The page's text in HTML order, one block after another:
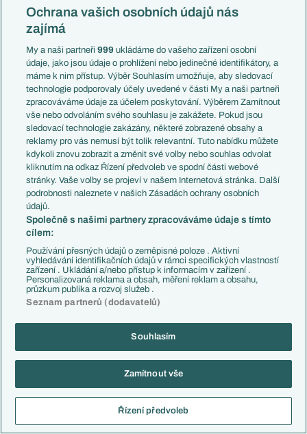
John Obi Mikel 01.06.2026 23:38
Reagovat
icka 02.06.2026 00:52
Reagovat
ratusek 02.06.2026 07:40
Reagovat
Artaxerxes 02.06.2026 09:01
Reagovat
veikko 02.06.2026 09:36
Vápeník 02.06.2026 14:12
Já bych se nabál říct, že můžeme i remizovat.
Reagovat
Ochrana vašich osobních údajů nás
zajímá
My a naši partneři999 ukládáme do vašeho zařízení osobní
údaje, jako jsou údaje o prohlížení nebo jedinečné identifikátory, a
máme k nim přístup. Výběr Souhlasím umožňuje, aby sledovací
technologie podporovaly účely uvedené v části My a naši partneři
zpracováváme údaje za účelem poskytování. Výběrem Zamítnout
vše nebo odvoláním svého souhlasu je zakážete. Pokud jsou
sledovací technologie zakázány, některé zobrazené obsahy a
reklamy pro vás nemusí být tolik relevantní. Tuto nabídku můžete
kdykoli znovu zobrazit a změnit své volby nebo souhlas odvolat
kliknutím na odkaz Řízení předvoleb ve spodní části webové
stránky. Vaše volby se projeví v našem Internetová stránka. Další
podrobnosti naleznete v našich Zásadách ochrany osobních
údajů.
Společně s našimi partnery zpracováváme údaje s tímto
cílem:
Používání přesných údajů o zeměpisné poloze . Aktivní
vyhledávání identifikačních údajů v rámci specifických vlastností
zařízení . Ukládání a/nebo přístup k informacím v zařízení .
Personalizovaná reklama a obsah, měření reklam a obsahu,
průzkum publika a rozvoj služeb .
Seznam partnerů (dodavatelů)
Souhlasím
Zamítnout vše
Řízení předvoleb